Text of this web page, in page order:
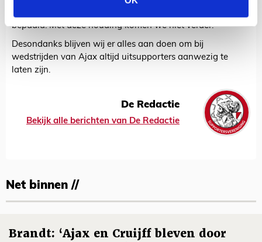
bepaald. Met deze houding komen we niet verder.
Desondanks blijven wij er alles aan doen om bij
wedstrijden van Ajax altijd uitsupporters aanwezig te
laten zijn.
De Redactie
Bekijk alle berichten van De Redactie
Net binnen //
Brandt: ‘Ajax en Cruijff bleven door